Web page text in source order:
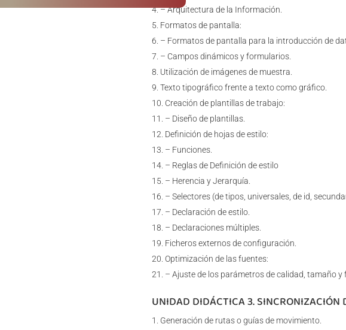
– Arquitectura de la Información.
Formatos de pantalla:
– Formatos de pantalla para la introducción de
– Campos dinámicos y formularios.
Utilización de imágenes de muestra.
Texto tipográfico frente a texto como gráfico.
Creación de plantillas de trabajo:
– Diseño de plantillas.
Definición de hojas de estilo:
– Funciones.
– Reglas de Definición de estilo
– Herencia y Jerarquía.
– Selectores (de tipos, universales, de id,
– Declaración de estilo.
– Declaraciones múltiples.
Ficheros externos de configuración.
Optimización de las fuentes:
– Ajuste de los parámetros de calidad, tamaño y
UNIDAD DIDÁCTICA 3. SINCRONIZACIÓN
Generación de rutas o guías de movimiento.